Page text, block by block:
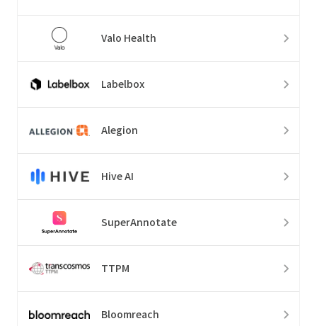
Valo Health
Labelbox
Alegion
Hive AI
SuperAnnotate
TTPM
Bloomreach